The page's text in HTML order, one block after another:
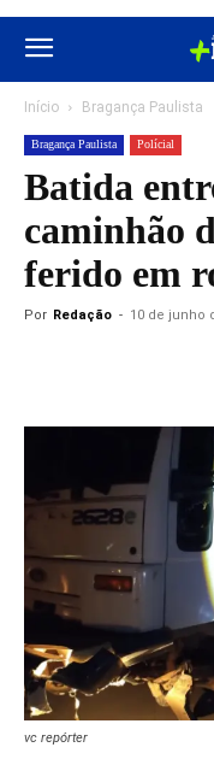
Início Bragança Paulista
Bragança Paulista Polícial
Batida
caminhão
ferido em
Por Redação - 10 de junho
vc repórter